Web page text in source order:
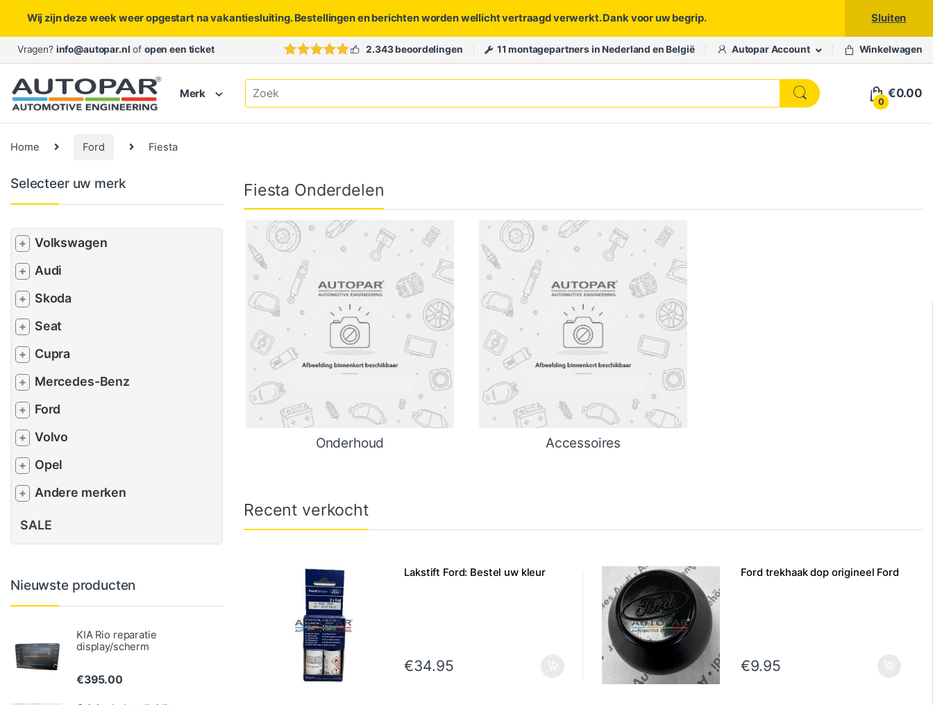
Wij zijn deze week weer opgestart na vakantiesluiting. Bestellingen en berichten worden wellicht vertraagd verwerkt. Dank voor uw begrip. Sluiten
Skip to navigation
Skip to content
Vragen? info@autopar.nl of open een ticket 2.343 beoordelingen 11 montagepartners in Nederland en België Autopar Account Winkelwagen
Merk
Search for:
0
€0.00
Home Ford Fiesta
Fiesta Onderdelen
Onderhoud Accessoires
Recent verkocht
Lakstift Ford: Bestel uw kleur
€34.95
Ford trekhaak dop origineel Ford
€9.95
Selecteer uw merk
+ Volkswagen
+ Audi
+ Skoda
+ Seat
+ Cupra
+ Mercedes-Benz
+ Ford
+ Volvo
+ Opel
+ Andere merken
SALE
Nieuwste producten
KIA Rio reparatie
display/scherm
€395.00